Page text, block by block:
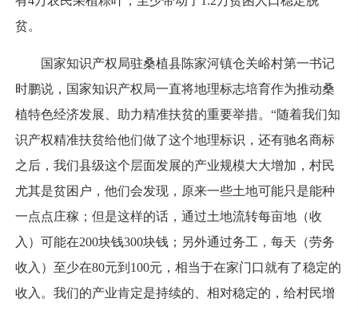
贫。
国家知识产权局驻桑植县陈家河镇仓关峪村第一书记
时鹏说，国家知识产权局一直将地理标志培育作为推动桑
植特色经济发展、助力精准扶贫的重要举措。“随着我们知
识产权精准扶贫给他们做了这个地理标识，还有驰名商标
之后，我们县级这个层面发展的产业规模大大增加，村民
尤其是贫困户，他们会发现，原来一些土地可能只是能种
一点点庄稼；但是这样的话，通过土地流转每亩地（收
入）可能在200块钱300块钱；另外通过务工，每天（劳务
收入）至少在80元到100元，相当于在家门口就有了稳定的
收入。我们的产业肯定是持续的、相对稳定的，给村民增